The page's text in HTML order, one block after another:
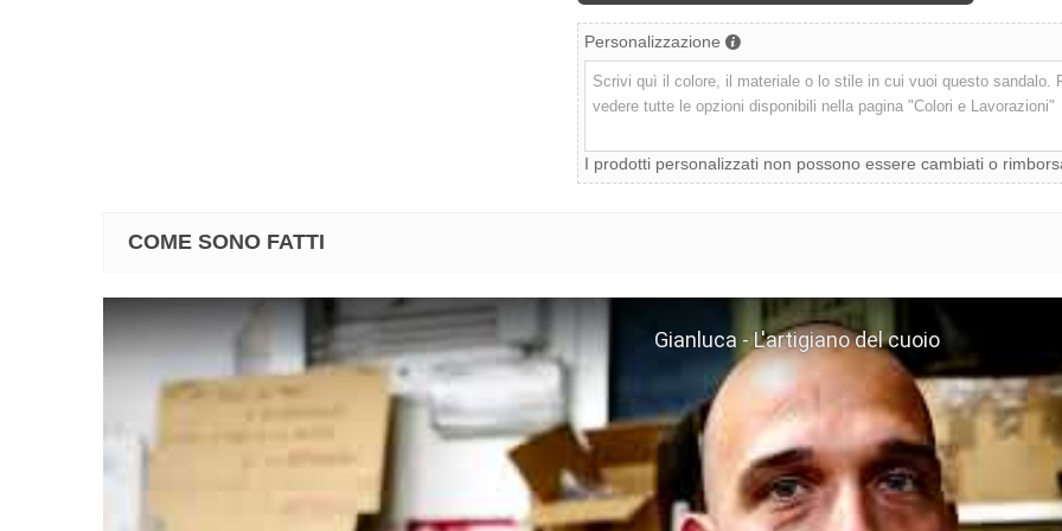
Personalizzazione
I prodotti personalizzati non possono essere cambiati o
COME SONO FATTI